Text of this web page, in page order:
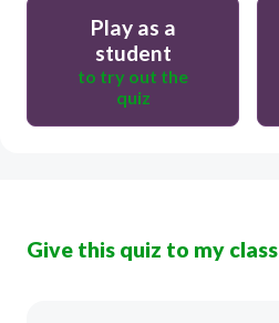
Play as a
student
to try out the
quiz
Give this quiz to my class